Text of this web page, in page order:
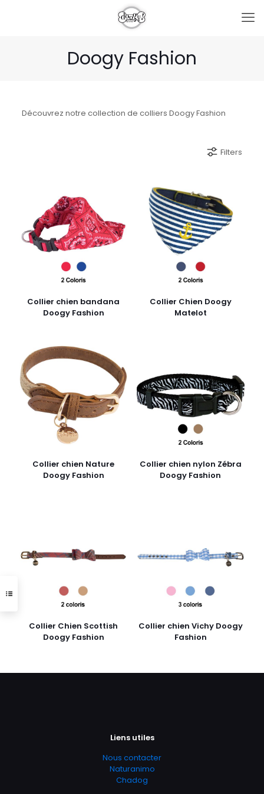
Doogy Fashion
Découvrez notre collection de colliers Doogy Fashion
Filters
Collier chien bandana
Doogy Fashion
Collier Chien Doogy
Matelot
Collier chien Nature
Doogy Fashion
Collier chien nylon Zébra
Doogy Fashion
Collier Chien Scottish
Doogy Fashion
Collier chien Vichy Doogy
Fashion
Liens utiles
Nous contacter
Naturanimo
Chadog